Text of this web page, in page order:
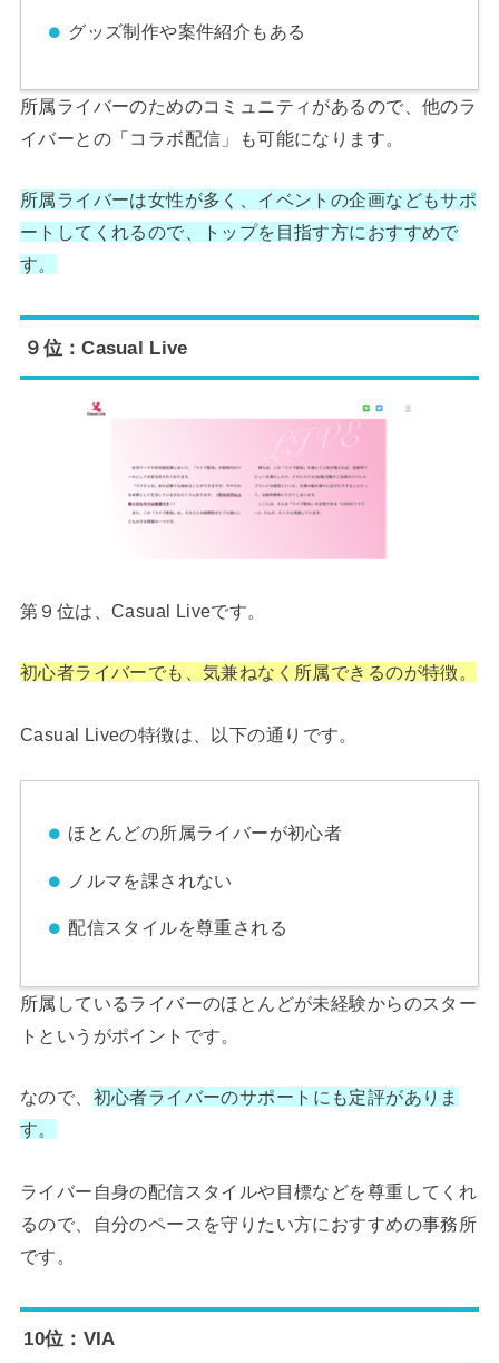
グッズ制作や案件紹介もある
所属ライバーのためのコミュニティがあるので、他のラ
イバーとの「コラボ配信」も可能になります。
所属ライバーは女性が多く、イベントの企画などもサポ
ートしてくれるので、トップを目指す方におすすめで
す。
９位：Casual Live
第９位は、Casual Liveです。
初心者ライバーでも、気兼ねなく所属できるのが特徴。
Casual Liveの特徴は、以下の通りです。
ほとんどの所属ライバーが初心者
ノルマを課されない
配信スタイルを尊重される
所属しているライバーのほとんどが未経験からのスター
トというがポイントです。
なので、 初心者ライバーのサポートにも定評がありま
す。
ライバー自身の配信スタイルや目標などを尊重してくれ
るので、自分のペースを守りたい方におすすめの事務所
です。
10位：VIA